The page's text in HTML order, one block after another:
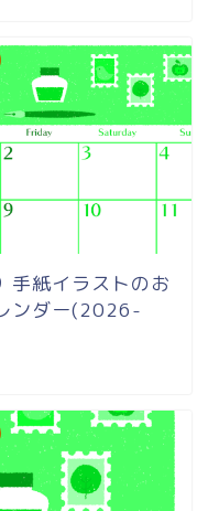
紙イラストのお
ンダー(2026-